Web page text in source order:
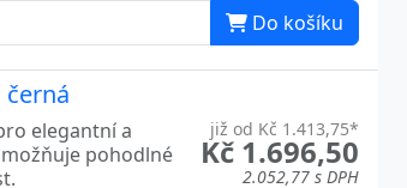
Do košíku
černá
již od Kč 1.413,75*
Kč 1.696,50
2.052,77 s DPH
elegantní a
pohodlné